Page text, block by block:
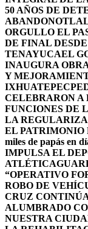
50 AÑOS DE
ABANDONO
ORGULLO EL
DE FINAL
TENAYUCAEL
INAUGURA
Y
IXHUATEPEC
CELEBRARON A
FUNCIONES DE
LA
EL
miles de papás en
IMPULSA EL
ATLÉTICA
“OPERATIVO
ROBO DE
CRUZ
ALUMBRADO
NUESTRA